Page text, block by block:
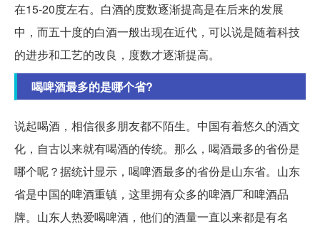
在15-20度左右。白酒的度数逐渐提高是在后来的发展
中，而五十度的白酒一般出现在近代，可以说是随着科技
的进步和工艺的改良，度数才逐渐提高。
喝啤酒最多的是哪个省?
说起喝酒，相信很多朋友都不陌生。中国有着悠久的酒文
化，自古以来就有喝酒的传统。那么，喝酒最多的省份是
哪个呢？据统计显示，喝啤酒最多的省份是山东省。山东
省是中国的啤酒重镇，这里拥有众多的啤酒厂和啤酒品
牌。山东人热爱喝啤酒，他们的酒量一直以来都是有名